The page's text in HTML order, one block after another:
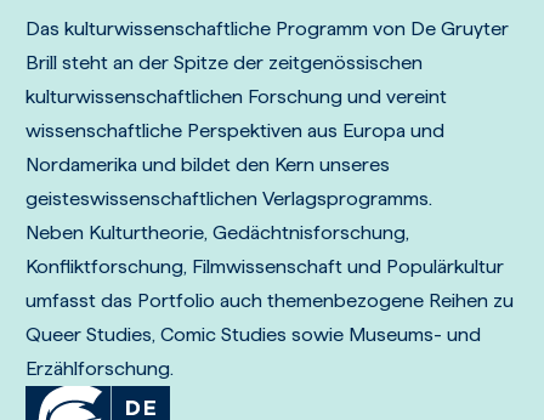
Das kulturwissenschaftliche Programm von De Gruyter
Brill steht an der Spitze der zeitgenössischen
kulturwissenschaftlichen Forschung und vereint
wissenschaftliche Perspektiven aus Europa und
Nordamerika und bildet den Kern unseres
geisteswissenschaftlichen Verlagsprogramms.
Neben Kulturtheorie, Gedächtnisforschung,
Konfliktforschung, Filmwissenschaft und Populärkultur
umfasst das Portfolio auch themenbezogene Reihen zu
Queer Studies, Comic Studies sowie Museums- und
Erzählforschung.